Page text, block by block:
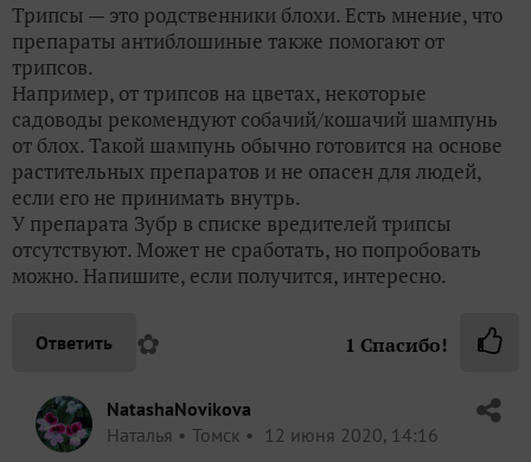
Трипсы — это родственники блохи. Есть мнение, что
препараты антиблошиные также помогают от
трипсов.
Например, от трипсов на цветах, некоторые
садоводы рекомендуют собачий/кошачий шампунь
от блох. Такой шампунь обычно готовится на основе
растительных препаратов и не опасен для людей,
если его не принимать внутрь.
У препарата Зубр в списке вредителей трипсы
отсутствуют. Может не сработать, но попробовать
можно. Напишите, если получится, интересно.
Ответить ✿ 1 Спасибо!
NatashaNovikova
Наталья
Томск 12 июня 2020, 14:16